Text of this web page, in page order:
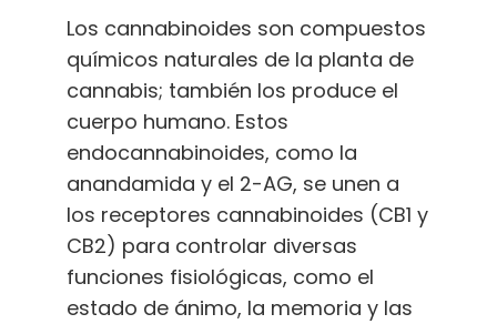
Los cannabinoides son compuestos
químicos naturales de la planta de
cannabis; también los produce el
cuerpo humano. Estos
endocannabinoides, como la
anandamida y el 2-AG, se unen a
los receptores cannabinoides (CB1 y
CB2) para controlar diversas
funciones fisiológicas, como el
estado de ánimo, la memoria y las